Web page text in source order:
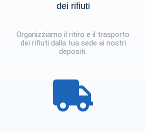
dei rifiuti
Organizziamo il ritiro e il trasporto
dei rifiuti dalla tua sede ai nostri
depositi.